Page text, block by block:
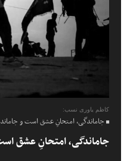
کاظم یاوری نسب:
جاماندگی، امتحانِ عشق است و
جاماندگی، امتحانِ عشق